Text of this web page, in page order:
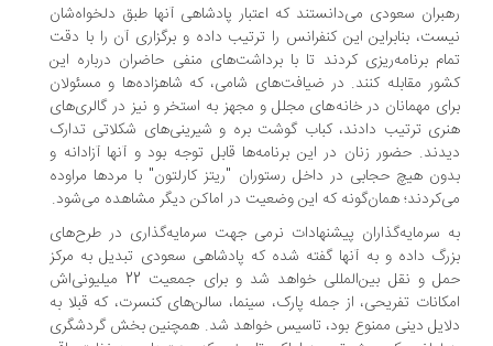
سعودی می‌دانستند که اعتبار پادشاهی آنها طبق دلخواه‌شان
بنابراین این کنفرانس را ترتیب داده و برگزاری آن را با دقت
برنامه‌ریزی کردند تا با برداشت‌های منفی حاضران درباره این
مقابله کنند. در ضیافت‌های شامی، که شاهزاده‌ها و مسئولان
مهمانان در خانه‌های مجلل و مجهز به استخر و نیز در گالری‌های
ترتیب دادند، کباب گوشت بره و شیرینی‌های شکلاتی تدارک
حضور زنان در این برنامه‌ها قابل توجه بود و آنها آزادانه و
هیچ حجابی در داخل رستوران "ریتز کارلتون" با مردها مراوده
همان‌گونه که این وضعیت در اماکن دیگر مشاهده می‌شود.
سرمایه‌گذاران پیشنهادات نرمی جهت سرمایه‌گذاری در طرح‌های
داده و به آنها گفته شده که پادشاهی سعودی تبدیل به مرکز
حمل و نقل بین‌المللی خواهد شد و برای جمعیت 22 میلیونی‌اش
تفریحی، از جمله پارک، سینما، سالن‌های کنسرت، که قبلا به
دینی ممنوع بود، تاسیس خواهد شد. همچنین بخش گردشگری